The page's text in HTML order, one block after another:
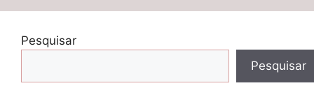
Pesquisar
Pesquisar